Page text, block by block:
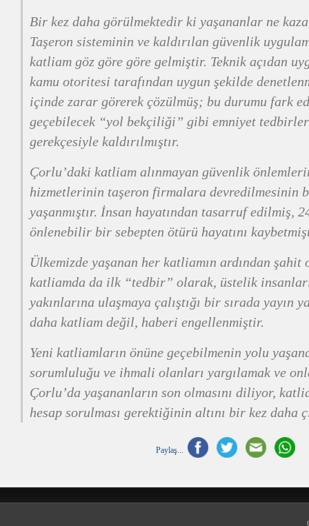
Bir kez daha görülmektedir ki yaşananlar ne
Taşeron sisteminin ve kaldırılan güvenlik
katliam göz göre göre gelmiştir. Teknik açıdan
kamu otoritesi tarafından uygun şekilde
içinde zarar görerek çözülmüş; bu durumu fark
geçebilecek “yol bekçiliği” gibi emniyet
gerekçesiyle kaldırılmıştır.
Çorlu’daki katliam alınmayan güvenlik
hizmetlerinin taşeron firmalara devredilmesinin
yaşanmıştır. İnsan hayatından tasarruf edilmiş,
önlenebilir bir sebepten ötürü hayatını
Ülkemizde yaşanan her katliamın ardından şahit
katliamda da ilk “tedbir” olarak, üstelik
yakınlarına ulaşmaya çalıştığı bir sırada yayın
daha katliam değil, haberi engellenmiştir.
Yeni katliamların önüne geçebilmenin yolu
sorumluluğu ve ihmali olanları yargılamak ve
Çorlu’da yaşananların son olmasını diliyor,
hesap sorulması gerektiğinin altını bir kez daha
Paylaş...